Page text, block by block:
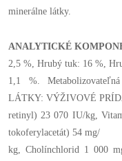
minerálne látky.
ANALYTICKÉ
2,5 %, Hrubý tuk: 16 %,
1,1 %.
LÁTKY: VÝŽIVOVÉ
retinyl) 23 070 IU/kg,
tokoferylacetát) 54 mg/
kg, Cholínchlorid 1 000